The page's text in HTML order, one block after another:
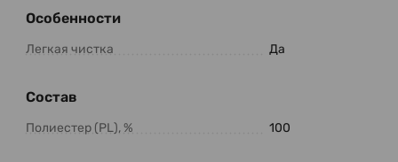
Особенности
Легкая чистка Да
Состав
Полиестер (PL), % 100